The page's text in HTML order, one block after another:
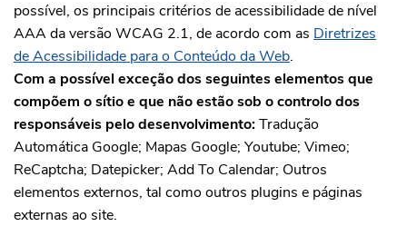
possível, os principais critérios de acessibilidade de nível
AAA da versão WCAG 2.1, de acordo com as Diretrizes
de Acessibilidade para o Conteúdo da Web.
Com a possível exceção dos seguintes elementos que
compõem o sítio e que não estão sob o controlo dos
responsáveis pelo desenvolvimento:Tradução
Automática Google; Mapas Google; Youtube; Vimeo;
ReCaptcha; Datepicker; Add To Calendar; Outros
elementos externos, tal como outros plugins e páginas
externas ao site.